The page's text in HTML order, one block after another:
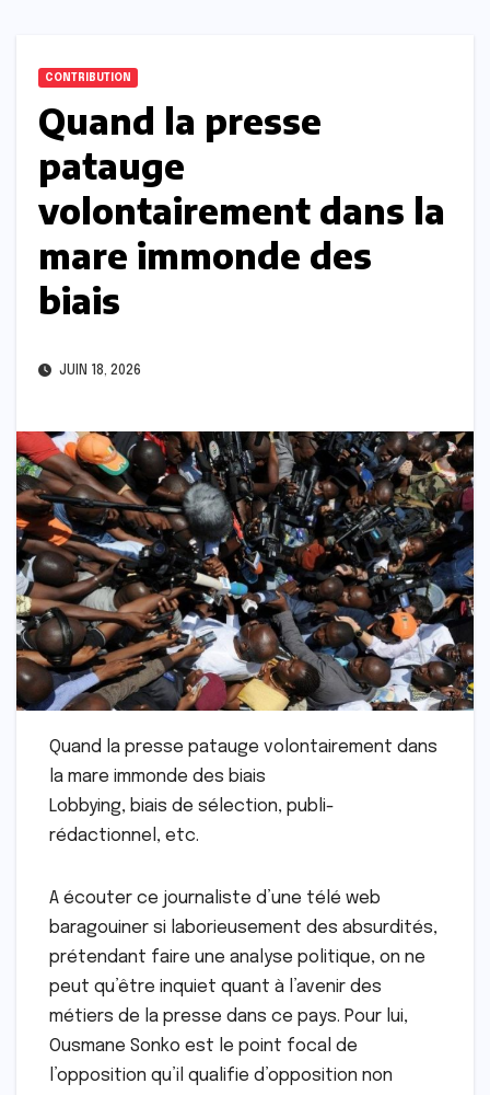
CONTRIBUTION
Quand la presse
patauge
volontairement dans la
mare immonde des
biais
JUIN 18, 2026
Quand la presse patauge volontairement dans
la mare immonde des biais
Lobbying, biais de sélection, publi-
rédactionnel, etc.
A écouter ce journaliste d’une télé web
baragouiner si laborieusement des absurdités,
prétendant faire une analyse politique, on ne
peut qu’être inquiet quant à l’avenir des
métiers de la presse dans ce pays. Pour lui,
Ousmane Sonko est le point focal de
l’opposition qu’il qualifie d’opposition non